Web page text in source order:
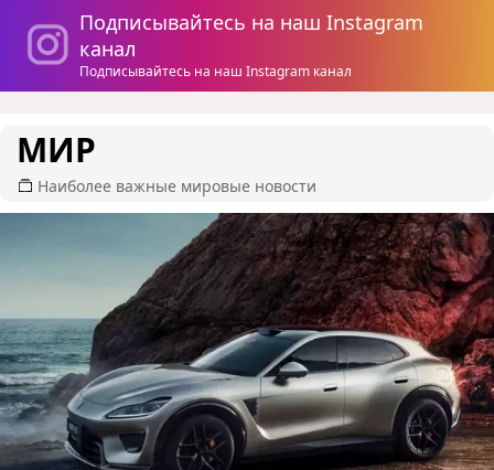
Подписывайтесь на наш Instagram
канал
Подписывайтесь на наш Instagram канал
МИР
Наиболее важные мировые новости